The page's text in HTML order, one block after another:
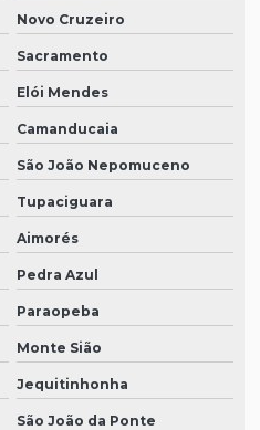
Novo Cruzeiro
Sacramento
Elói Mendes
Camanducaia
São João Nepomuceno
Tupaciguara
Aimorés
Pedra Azul
Paraopeba
Monte Sião
Jequitinhonha
São João da Ponte